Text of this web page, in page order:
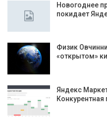
Новогоднее
покидает
Физик
«открытом»
Яндекс
Конкурентная